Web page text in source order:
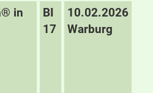
in
BI
17
10.02.2026
Warburg